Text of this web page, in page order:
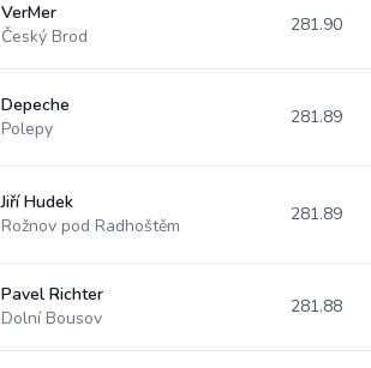
VerMer
Český Brod
281.90
Depeche
Polepy
281.89
Jiří Hudek
Rožnov pod Radhoštěm
281.89
Pavel Richter
Dolní Bousov
281.88